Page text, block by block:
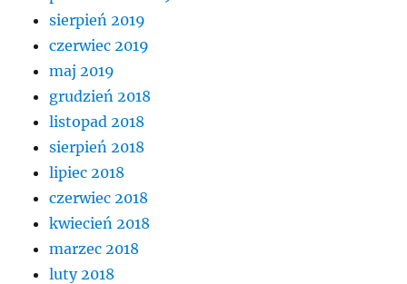
sierpień 2019
czerwiec 2019
maj 2019
grudzień 2018
listopad 2018
sierpień 2018
lipiec 2018
czerwiec 2018
kwiecień 2018
marzec 2018
luty 2018